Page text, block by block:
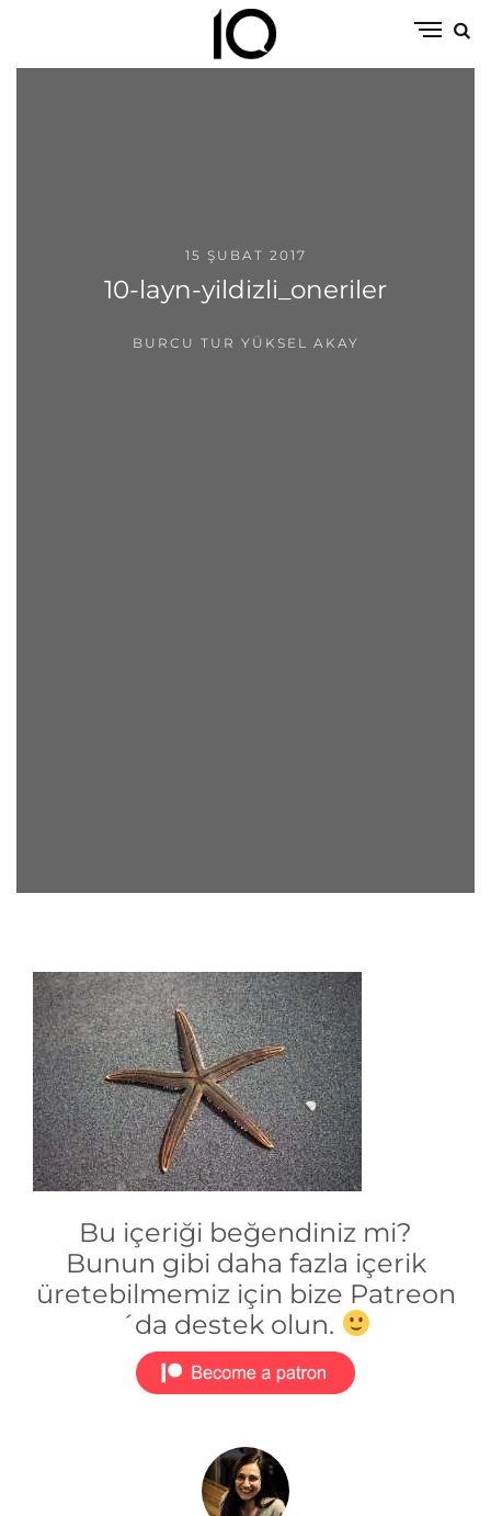
15 ŞUBAT 2017
10-layn-yildizli_oneriler
BURCU TUR YÜKSEL AKAY
Bu içeriği beğendiniz mi?
Bunun gibi daha fazla içerik
üretebilmemiz için bize Patreon
´da destek olun.